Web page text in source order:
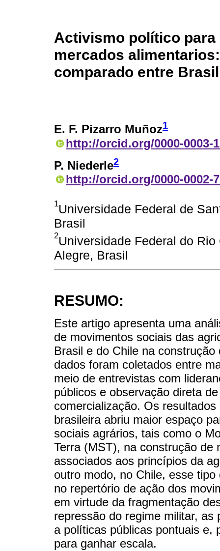
Activismo político
mercados
comparado entre
E. F. Pizarro Muñoz1
http://orcid.org/0000-0003-
P. Niederle2
http://orcid.org/0000-0002-
1Universidade Federal de
Brasil
2Universidade Federal do
Alegre, Brasil
RESUMO:
Este artigo apresenta uma
de movimentos sociais das
Brasil e do Chile na
dados foram coletados entre
meio de entrevistas com
públicos e observação direta
comercialização. Os
brasileira abriu maior espaço
sociais agrários, tais como o
Terra (MST), na construção de
associados aos princípios da
outro modo, no Chile, esse
no repertório de ação dos
em virtude da fragmentação
repressão do regime militar, as
a políticas públicas pontuais e,
para ganhar escala.